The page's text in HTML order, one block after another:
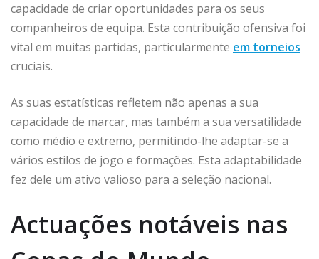
capacidade de criar oportunidades para os seus
companheiros de equipa. Esta contribuição ofensiva foi
vital em muitas partidas, particularmente em torneios
cruciais.
As suas estatísticas refletem não apenas a sua
capacidade de marcar, mas também a sua versatilidade
como médio e extremo, permitindo-lhe adaptar-se a
vários estilos de jogo e formações. Esta adaptabilidade
fez dele um ativo valioso para a seleção nacional.
Actuações notáveis nas